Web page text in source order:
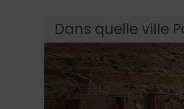
Dans quelle ville